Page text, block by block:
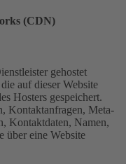
(CDN)
gehostet
auf dieser Website
Hosters gespeichert.
Kontaktanfragen, Meta-
Kontaktdaten, Namen,
über eine Website